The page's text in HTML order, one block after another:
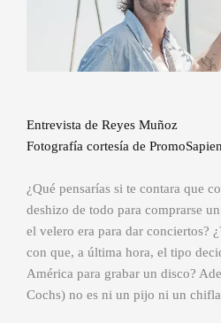
Entrevista de Reyes Muñoz
Fotografía cortesía de
¿Qué pensarías si te contara que
deshizo de todo para comprarse
el velero era para dar conciertos?
con que, a última hora, el tipo
América para grabar un disco?
Cochs) no es ni un pijo ni un